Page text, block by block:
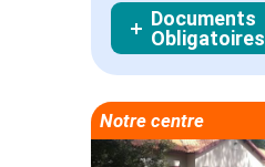
Documents
Obligatoires
Notre centre